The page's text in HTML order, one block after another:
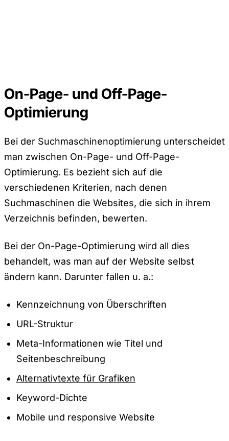
On-Page- und Off-Page-
Optimierung
Bei der Suchmaschinenoptimierung unterscheidet
man zwischen On-Page- und Off-Page-
Optimierung. Es bezieht sich auf die
verschiedenen Kriterien, nach denen
Suchmaschinen die Websites, die sich in ihrem
Verzeichnis befinden, bewerten.
Bei der On-Page-Optimierung wird all dies
behandelt, was man auf der Website selbst
ändern kann. Darunter fallen u. a.:
Kennzeichnung von Überschriften
URL-Struktur
Meta-Informationen wie Titel und
Seitenbeschreibung
Alternativtexte für Grafiken
Keyword-Dichte
Mobile und responsive Website